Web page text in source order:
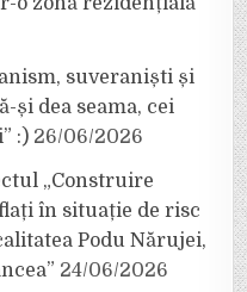
suveraniști și
și dea seama, cei
:) 26/06/2026
„Construire
în situație de risc
Podu Nărujei,
24/06/2026